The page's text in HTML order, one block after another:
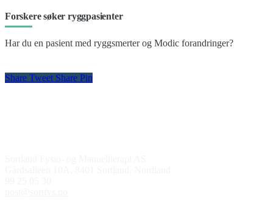
Forskere søker ryggpasienter
Har du en pasient med ryggsmerter og Modic forandringer?
Share Tweet Share Pin